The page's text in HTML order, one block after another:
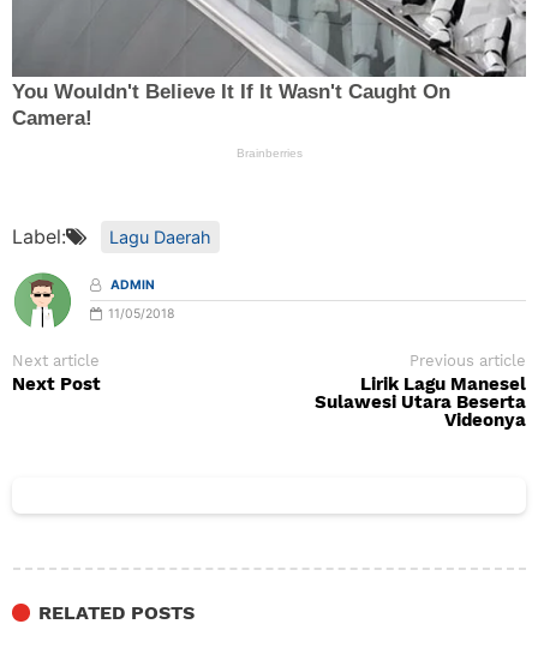
Label: Lagu Daerah
ADMIN
11/05/2018
Next article
Next Post
Previous article
Lirik Lagu Manesel
Sulawesi Utara Beserta
Videonya
RELATED POSTS